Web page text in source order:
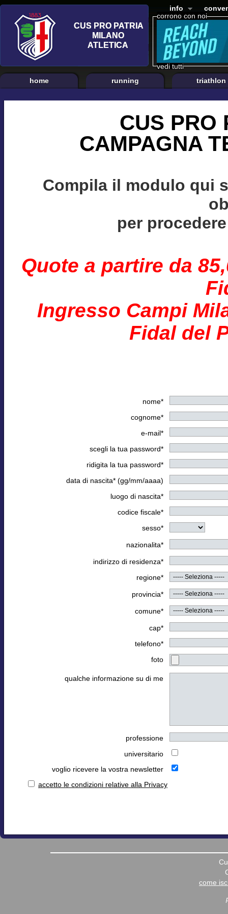
corrono con noi
vedi tutti
info
home running triathlon
CUS PRO
CAMPAGNA
Compila il modulo qui
per
Quote a partire da
Ingresso Campi
Fidal del
nome*
cognome*
e-mail*
scegli la tua password*
ridigita la tua password*
data di nascita* (gg/mm/aaaa)
luogo di nascita*
codice fiscale*
sesso*
nazionalita*
indirizzo di residenza*
regione*
provincia*
comune*
cap*
telefono*
foto
qualche informazione su di me
professione
universitario
voglio ricevere la vostra newsletter
accetto le condizioni relative alla Privacy
come